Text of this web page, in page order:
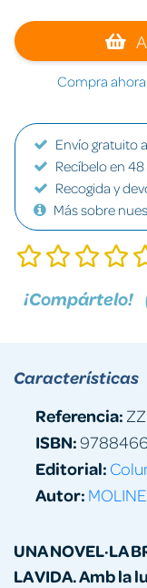
Compra
Envío gratuito
Recíbelo en
Recogida y
Más sobre
¡Compártelo!
UNA NOVEL·LA
LA VIDA. Amb la
Características
Referencia:
ISBN:
Editorial:
Autor: